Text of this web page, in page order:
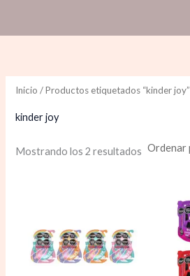
Inicio / Productos etiquetados “kinder joy”
kinder joy
Mostrando los 2 resultados
últimos